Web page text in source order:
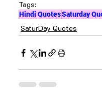
Tags:
Hindi QuotesSaturday
SaturDay Quotes